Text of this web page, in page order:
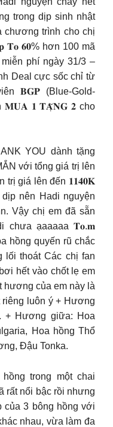
trong dịp sinh nhật
chương trình cho chị
𝐓𝐨 𝟔𝟎% hơn 100 mã
miễn phí ngày 31/3 –
Deal cực sốc chỉ từ
𝐁𝐆𝐏 (Blue-Gold-
𝐌𝐔𝐀 𝟏 𝐓𝐀̣̆𝐍𝐆 𝟐 cho
YOU dành tặng
với tổng giá trị lên
trị giá lên đến 𝟏𝟏𝟒𝟎𝐊
nên Hadi nguyện
Vậy chị em đã sẵn
chưa ạaaaaa 𝐓𝐨.𝐦
hồng quyến rũ chắc
lối thoát Các chị fan
hết vào chốt lẹ em
hương của em này là
luôn ý + Hương
+ Hương giữa: Hoa
Hoa hồng Thổ
Đậu Tonka.
trong một chai
rất nổi bậc rồi nhưng
của 3 bông hồng với
nhau, vừa làm đa